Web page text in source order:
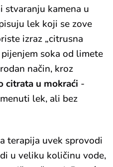
stvaranju kamena u
lek koji se zove
izraz „citrusna
soka od limete
način, kroz
citrata u mokraći -
lek, ali bez
terapija uvek sprovodi
u veliku količinu vode,